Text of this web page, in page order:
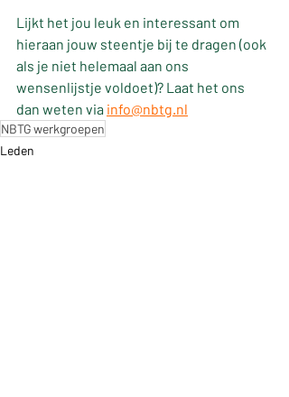
Lijkt het jou leuk en interessant om
hieraan jouw steentje bij te dragen (ook
als je niet helemaal aan ons
wensenlijstje voldoet)? Laat het ons
dan weten via info@nbtg.nl
NBTG werkgroepen
Leden